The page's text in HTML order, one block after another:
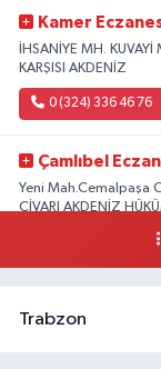
Kamer
İHSANİYE MH.
KARŞISI AKDENİZ
0 (324) 336 46 76
Çamlıbel
Yeni Mah.Cemalpaşa
CİVARI AKDENİZ
Trabzon